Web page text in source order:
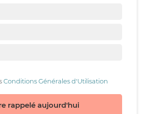
Conditions Générales d'Utilisation
rappelé aujourd'hui